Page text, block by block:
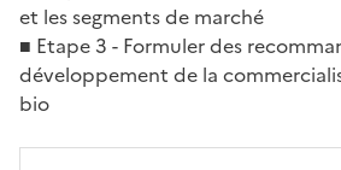
et les segments de marché
■ Etape 3 - Formuler des
développement de la
bio